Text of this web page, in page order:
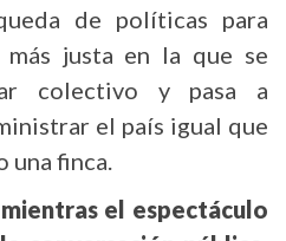
de políticas para
justa en la que se
colectivo y pasa a
el país igual que
una finca.
el espectáculo